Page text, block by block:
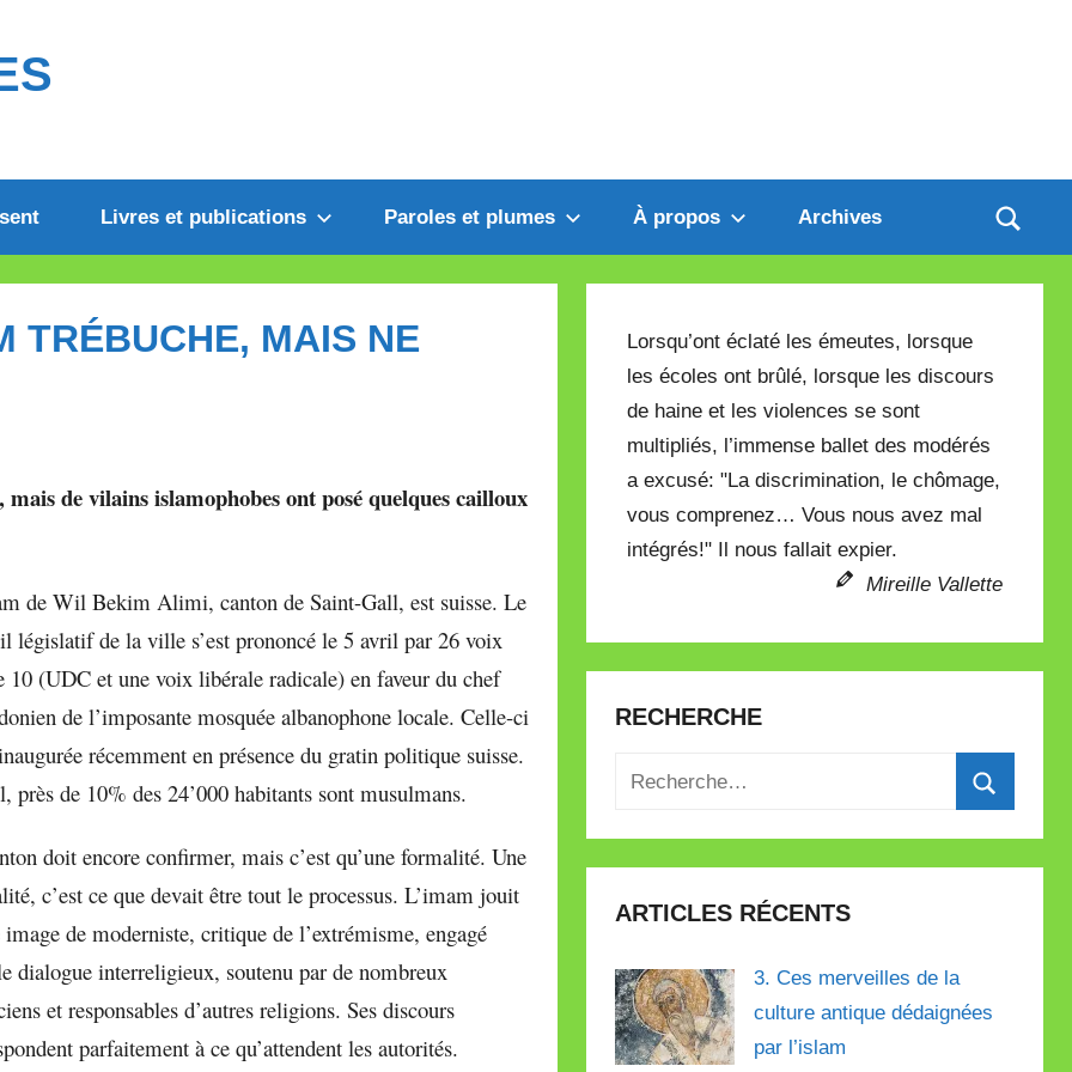
Livres et publications Paroles et plumes À propos Archives
TRÉBUCHE, MAIS NE
de vilains islamophobes ont posé quelques cailloux
de Wil Bekim Alimi, canton de Saint-Gall, est suisse. Le
législatif de la ville s’est prononcé le 5 avril par 26 voix
10 (UDC et une voix libérale radicale) en faveur du chef
de l’imposante mosquée albanophone locale. Celle-ci
récemment en présence du gratin politique suisse.
près de 10% des 24’000 habitants sont musulmans.
doit encore confirmer, mais c’est qu’une formalité. Une
c’est ce que devait être tout le processus. L’imam jouit
image de moderniste, critique de l’extrémisme, engagé
dialogue interreligieux, soutenu par de nombreux
et responsables d’autres religions. Ses discours
parfaitement à ce qu’attendent les autorités.
Lorsqu’ont éclaté les émeutes, lorsque
les écoles ont brûlé, lorsque les discours
de haine et les violences se sont
multipliés, l’immense ballet des modérés
a excusé: "La discrimination, le chômage,
vous comprenez… Vous nous avez mal
intégrés!" Il nous fallait expier.
Mireille Vallette
RECHERCHE
Recherche
:
ARTICLES RÉCENTS
3. Ces merveilles de la
culture antique dédaignées
par l’islam